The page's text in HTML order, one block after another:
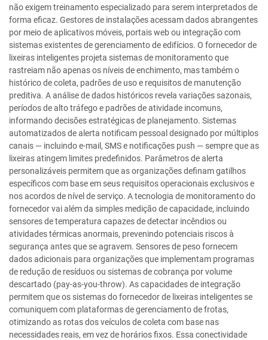
não exigem treinamento especializado para serem interpretados de
forma eficaz. Gestores de instalações acessam dados abrangentes
por meio de aplicativos móveis, portais web ou integração com
sistemas existentes de gerenciamento de edifícios. O fornecedor de
lixeiras inteligentes projeta sistemas de monitoramento que
rastreiam não apenas os níveis de enchimento, mas também o
histórico de coleta, padrões de uso e requisitos de manutenção
preditiva. A análise de dados históricos revela variações sazonais,
períodos de alto tráfego e padrões de atividade incomuns,
informando decisões estratégicas de planejamento. Sistemas
automatizados de alerta notificam pessoal designado por múltiplos
canais — incluindo e-mail, SMS e notificações push — sempre que as
lixeiras atingem limites predefinidos. Parâmetros de alerta
personalizáveis permitem que as organizações definam gatilhos
específicos com base em seus requisitos operacionais exclusivos e
nos acordos de nível de serviço. A tecnologia de monitoramento do
fornecedor vai além da simples medição de capacidade, incluindo
sensores de temperatura capazes de detectar incêndios ou
atividades térmicas anormais, prevenindo potenciais riscos à
segurança antes que se agravem. Sensores de peso fornecem
dados adicionais para organizações que implementam programas
de redução de resíduos ou sistemas de cobrança por volume
descartado (pay-as-you-throw). As capacidades de integração
permitem que os sistemas do fornecedor de lixeiras inteligentes se
comuniquem com plataformas de gerenciamento de frotas,
otimizando as rotas dos veículos de coleta com base nas
necessidades reais, em vez de horários fixos. Essa conectividade